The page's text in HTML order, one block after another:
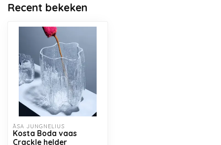
Recent bekeken
ÅSA JUNGNELIUS
Kosta Boda vaas
Crackle helder